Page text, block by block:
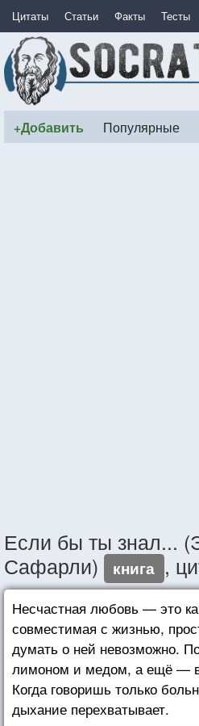
Цитаты Статьи Факты Тесты
+Добавить Популярные
Если бы ты знал...
Сафарли)
книга ,
Несчастная любовь — это
совместимая с жизнью,
думать о ней невозможно.
лимоном и медом, а ещё —
Когда говоришь только
дыхание перехватывает.